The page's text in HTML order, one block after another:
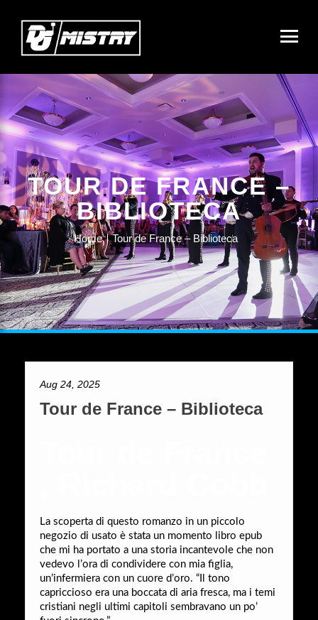
TOUR DE FRANCE –
BIBLIOTECA
Home Tour de France – Biblioteca
Aug 24, 2025
Tour de France – Biblioteca
La scoperta di questo romanzo in un piccolo
negozio di usato è stata un momento libro epub
che mi ha portato a una storia incantevole che non
vedevo l’ora di condividere con mia figlia,
un’infermiera con un cuore d’oro. “Il tono
capriccioso era una boccata di aria fresca, ma i temi
cristiani negli ultimi capitoli sembravano un po’